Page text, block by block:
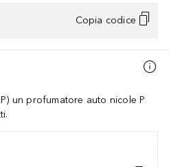
Copia codice
un profumatore auto nicole P